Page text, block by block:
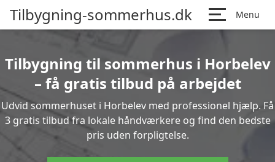
Tilbygning-sommerhus.dk Menu
Tilbygning til sommerhus i Horbelev
– få gratis tilbud på arbejdet
Udvid sommerhuset i Horbelev med professionel hjælp. Få
3 gratis tilbud fra lokale håndværkere og find den bedste
pris uden forpligtelse.